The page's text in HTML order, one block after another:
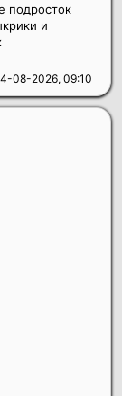
4-08-2026, 09:10
подросток
и